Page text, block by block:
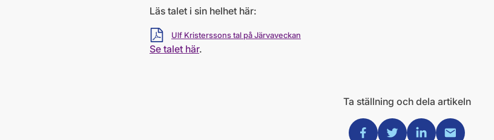
Läs talet i sin helhet här:
Ulf Kristerssons tal på Järvaveckan
Ladda ner
Se talet här.
Ta ställning och dela artikeln
Dela via Facebook
Dela via Twitter
Dela via Linkedin
Dela via Mail